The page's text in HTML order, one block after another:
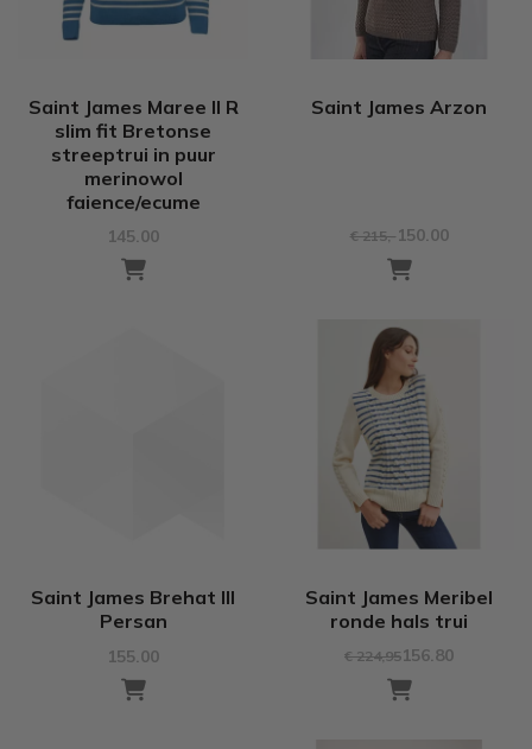
Saint James Maree II R
slim fit Bretonse
streeptrui in puur
merinowol
faience/ecume
145.00
Saint James Arzon
€ 215,- 150.00
Saint James Brehat III
Persan
155.00
Saint James Meribel
ronde hals trui
€ 224,95156.80